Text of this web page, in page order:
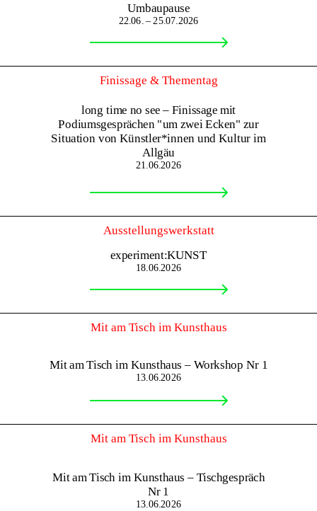
Umbaupause
22.06. – 25.07.2026
Finissage & Thementag
long time no see – Finissage mit
Podiumsgesprächen "um zwei Ecken" zur
Situation von Künstler*innen und Kultur im
Allgäu
21.06.2026
Ausstellungswerkstatt
experiment:KUNST
18.06.2026
Mit am Tisch im Kunsthaus
Mit am Tisch im Kunsthaus – Workshop Nr 1
13.06.2026
Mit am Tisch im Kunsthaus
Mit am Tisch im Kunsthaus – Tischgespräch
Nr 1
13.06.2026